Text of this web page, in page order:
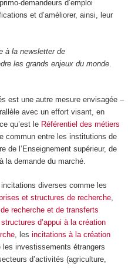
demandeurs d’emploi
et d’améliorer, ainsi, leur
à la newsletter de
les grands enjeux du monde.
est une autre mesure envisagée –
avec un effort visant, en
qu’est le Référentiel des métiers
commun entre les institutions de
de l’Enseignement supérieur, de
la demande du marché.
diverses comme les
et structures de recherche,
recherche et de transferts
d’appui à la création
, les incitations à la création
les investissements étrangers
d’activités (agriculture,